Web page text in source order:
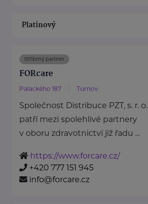
Platinový
Stříbrný partner
FORcare
Palackého 187 Turnov
Společnost Distribuce PZT, s. r. o.
patří mezi spolehlivé partnery
v oboru zdravotnictví již řadu ...
https://www.forcare.cz/
+420 777 151 945
info@forcare.cz